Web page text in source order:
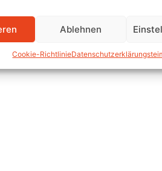
Ablehnen
Cookie-RichtlinieDatenschutzerklärung
und vergleichbare